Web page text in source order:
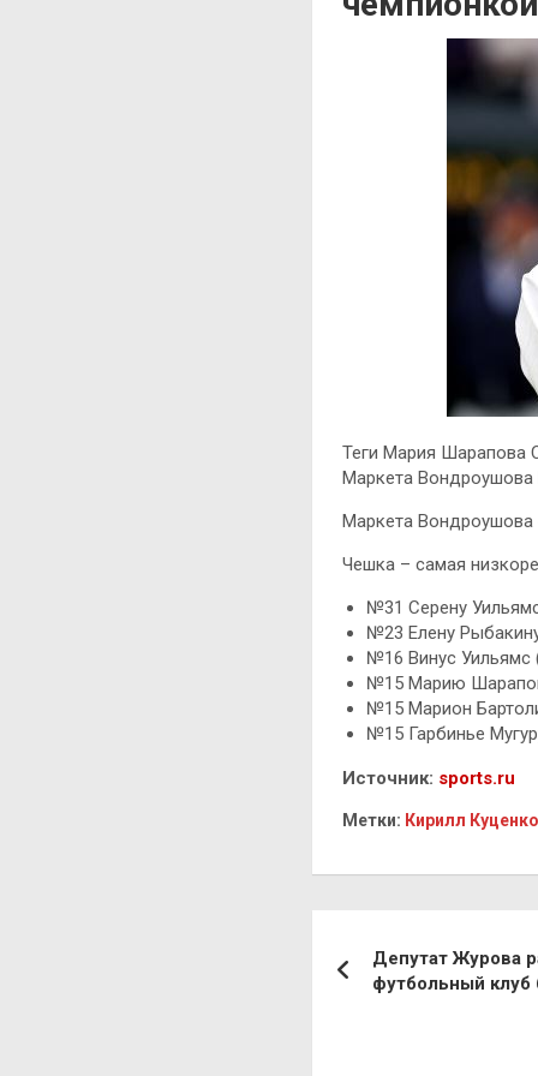
Теги Мария Шарапова
Маркета Вондроушова
Маркета Вондроушова
Чешка – самая
№31 Серену
№23 Елену
№16 Винус Уильямс
№15 Марию
№15 Марион
№15 Гарбинье
Источник: sports.ru
Метки: Кирилл Куценко
по
Депутат Журова
футбольный клуб